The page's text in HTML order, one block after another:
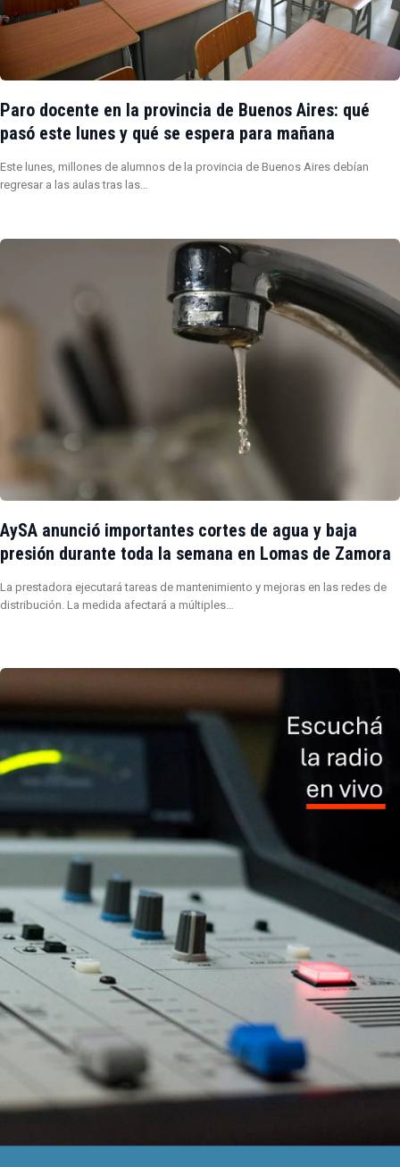
Paro docente en la provincia de Buenos Aires: qué
pasó este lunes y qué se espera para mañana
Este lunes, millones de alumnos de la provincia de Buenos Aires debían
regresar a las aulas tras las…
AySA anunció importantes cortes de agua y baja
presión durante toda la semana en Lomas de Zamora
La prestadora ejecutará tareas de mantenimiento y mejoras en las redes de
distribución. La medida afectará a múltiples…